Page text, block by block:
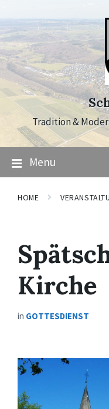
content
main
navigation
footer
Tradition &
Menu
HOME
Kirche
in GOTTESDIENST